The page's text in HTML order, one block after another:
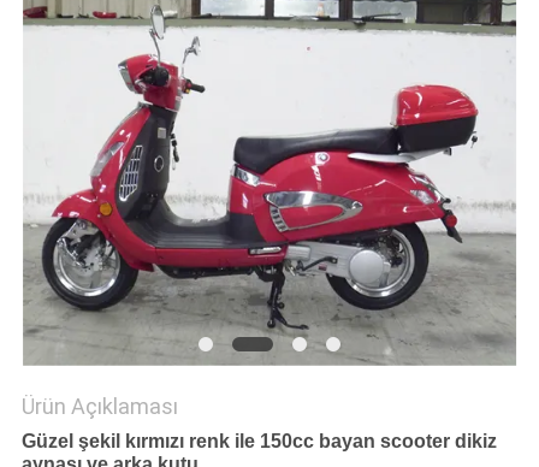
GIZLILIK
POLITIKASI
Ürün Açıklaması
Güzel şekil kırmızı renk ile 150cc bayan scooter dikiz